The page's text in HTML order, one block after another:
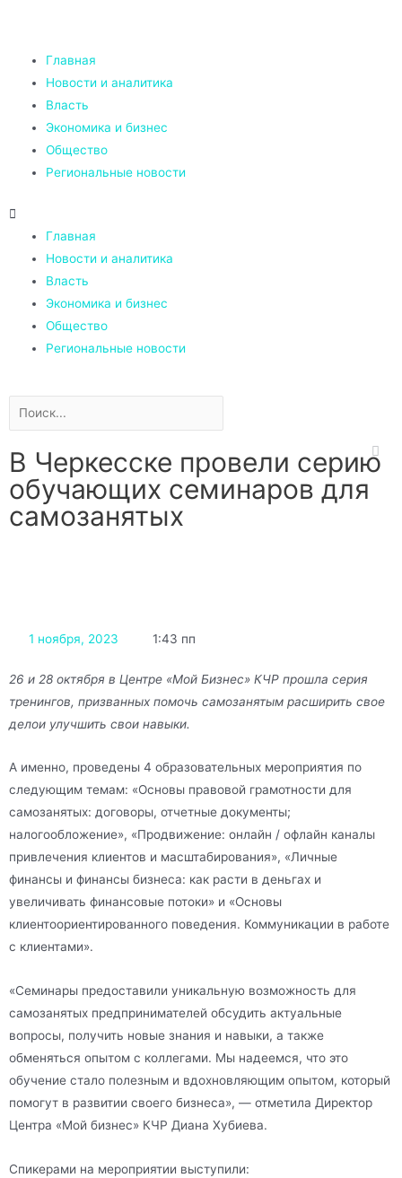
Главная
Новости и аналитика
Власть
Экономика и бизнес
Общество
Региональные новости
Главная
Новости и аналитика
Власть
Экономика и бизнес
Общество
Региональные новости
В Черкесске провели серию
обучающих семинаров для
самозанятых
1 ноября, 2023 1:43 пп
26 и 28 октября в Центре «Мой Бизнес» КЧР прошла серия
тренингов, призванных помочь самозанятым расширить свое
делои улучшить свои навыки.
А именно, проведены 4 образовательных мероприятия по
следующим темам: «Основы правовой грамотности для
самозанятых: договоры, отчетные документы;
налогообложение», «Продвижение: онлайн / офлайн каналы
привлечения клиентов и масштабирования», «Личные
финансы и финансы бизнеса: как расти в деньгах и
увеличивать финансовые потоки» и «Основы
клиентоориентированного поведения. Коммуникации в работе
с клиентами».
«Семинары предоставили уникальную возможность для
самозанятых предпринимателей обсудить актуальные
вопросы, получить новые знания и навыки, а также
обменяться опытом с коллегами. Мы надеемся, что это
обучение стало полезным и вдохновляющим опытом, который
помогут в развитии своего бизнеса», — отметила Директор
Центра «Мой бизнес» КЧР Диана Хубиева.
Спикерами на мероприятии выступили: